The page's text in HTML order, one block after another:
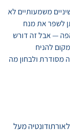
משמעותיים לא
לשפר את מנח
— אבל זה דורש
להניח
מסודרת ולבחון מה
מעל